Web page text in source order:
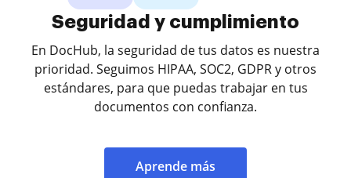
Seguridad y cumplimiento
En DocHub, la seguridad de tus datos es nuestra
prioridad. Seguimos HIPAA, SOC2, GDPR y otros
estándares, para que puedas trabajar en tus
documentos con confianza.
Aprende más